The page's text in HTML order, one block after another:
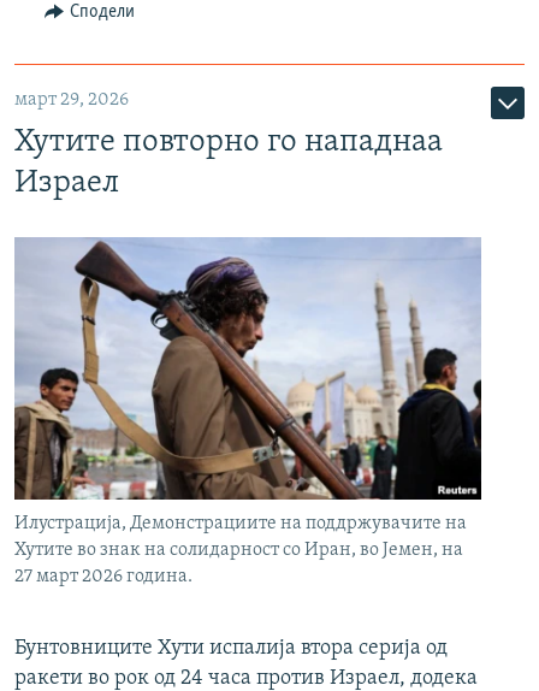
Сподели
март 29, 2026
Хутите повторно го нападнаа
Израел
Илустрација, Демонстрациите на поддржувачите на
Хутите во знак на солидарност со Иран, во Јемен, на
27 март 2026 година.
Бунтовниците Хути испалија втора серија од
ракети во рок од 24 часа против Израел, додека